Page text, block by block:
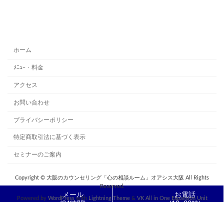
メール
お電話
ホーム
ﾒﾆｭｰ・料金
アクセス
お問い合わせ
プライバシーポリシー
特定商取引法に基づく表示
セミナーのご案内
Copyright © 大阪のカウンセリング「心の相談ルーム」オアシス大阪 All Rights
Reserved.
Powered by WordPresswith Lightning Theme& VK All in One Expansion Unit